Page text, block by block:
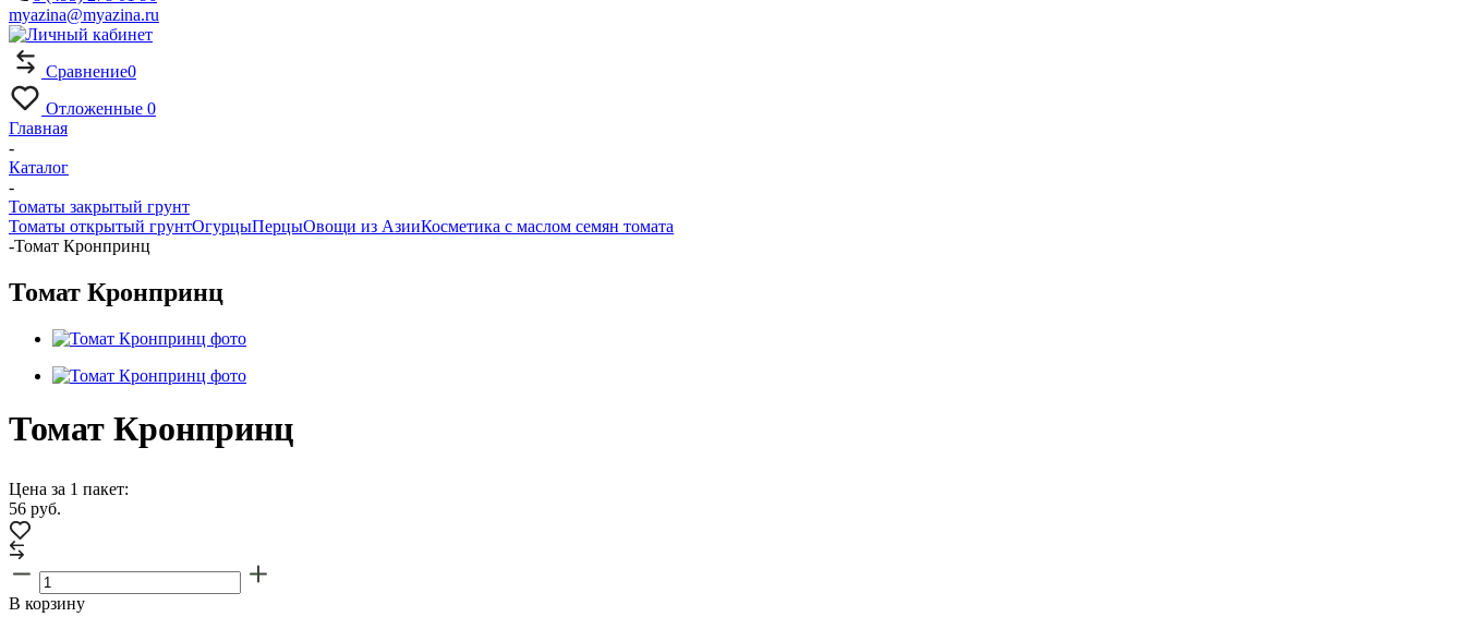
myazina@myazina.ru
Сравнение0
Отложенные 0
Главная
-
Каталог
-
Томаты закрытый грунт
Томаты открытый грунтОгурцыПерцыОвощи из АзииКосметика с маслом семян томата
-Томат Кронпринц
Томат Кронпринц
Томат Кронпринц
Цена за 1 пакет:
56 руб.
В корзину